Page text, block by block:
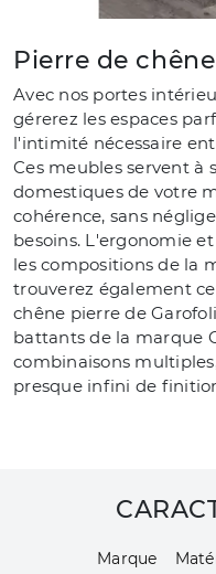
Pierre de
Avec nos portes
gérerez les espaces
l'intimité nécessaire
Ces meubles servent à
domestiques de votre
cohérence, sans
besoins. L'ergonomie
les compositions de la
trouverez également
chêne pierre de
battants de la marque
combinaisons
presque infini de
Marque